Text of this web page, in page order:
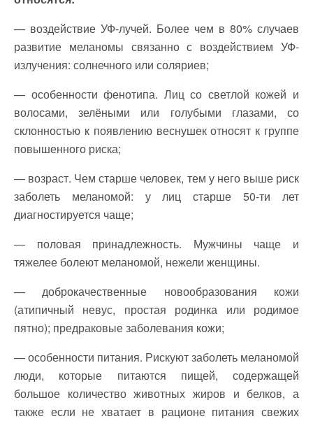
— воздействие УФ-лучей. Более чем в 80% случаев
развитие меланомы связанно с воздействием УФ-
излучения: солнечного или соляриев;
— особенности фенотипа. Лиц со светлой кожей и
волосами, зелёными или голубыми глазами, со
склонностью к появлению веснушек относят к группе
повышенного риска;
— возраст. Чем старше человек, тем у него выше риск
заболеть меланомой: у лиц старше 50-ти лет
диагностируется чаще;
— половая принадлежность. Мужчины чаще и
тяжелее болеют меланомой, нежели женщины.
— доброкачественные новообразования кожи
(атипичный невус, простая родинка или родимое
пятно); предраковые заболевания кожи;
— особенности питания. Рискуют заболеть меланомой
люди, которые питаются пищей, содержащей
большое количество животных жиров и белков, а
также если не хватает в рационе питания свежих